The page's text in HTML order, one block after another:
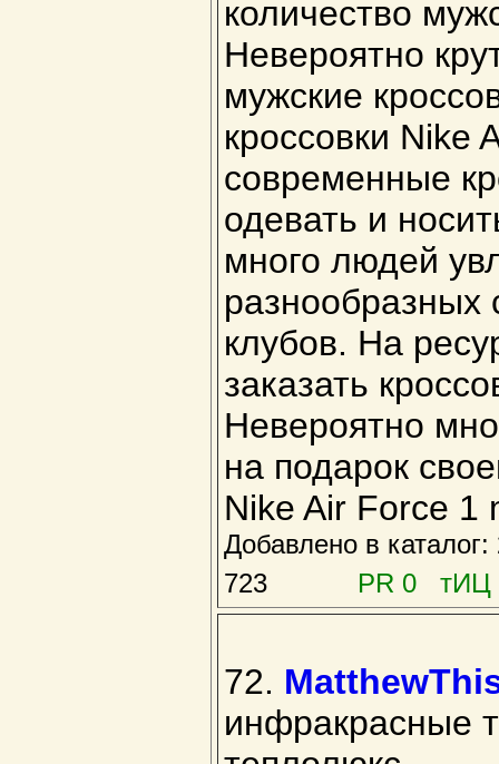
количество
Невероятно
мужские
кроссовки Nike
современные
одевать и
много людей
разнообразных
клубов. На
заказать
Невероятно
на подарок
Nike Air Force
Добавлено в
723
PR 0 тИЦ
72.
инфракрасные